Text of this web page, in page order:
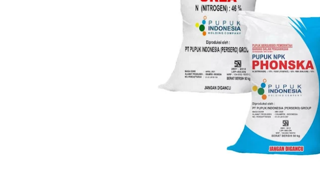
BLUD UPT Puskesmas Cikeusik Siaga Layani
Turnamen sepok bola, yang akan bermain antar"
Kondisi SMPN 2 Sungai Ambawang
Anggaran Langganan Media di DPRD Depok
DIRGAHAYU RI KE-81, HIDAYAT S.E Direktur